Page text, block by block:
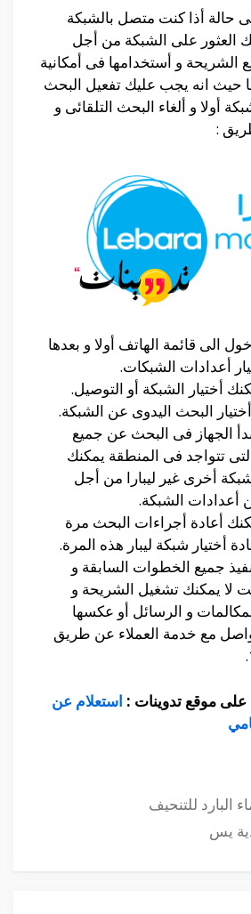
حالة أذا كنت متصل بالشبكة
العثور على الشبكة من أجل
الشريحة و أستخدامها فى أمكانية
حيث انه يجب عليك تفعيل البحث
أولا و ألغاء البحث التلقائى و
:
الى قائمة الهاتف أولا و بعدها
أعدادات الشبكات.
أختيار الشبكة أو التوصيل.
البحث اليدوى عن الشبكة.
الجهاز فى البحث عن جميع
تتواجد فى المنطقة يمكنك
أخرى غير ليبارا من أجل
أعدادات الشبكة.
أعادة أجراءات البحث مرة
أختيار شبكة ليبار هذه المرة.
جميع الخطوات السابقة و
لا يمكنك تشغيل الشريحة و
و الرسائل أو عكسها
مع خدمة العملاء عن طريق
على موقع تدوينات : استعلام عن
البارد للتنحيف
يس